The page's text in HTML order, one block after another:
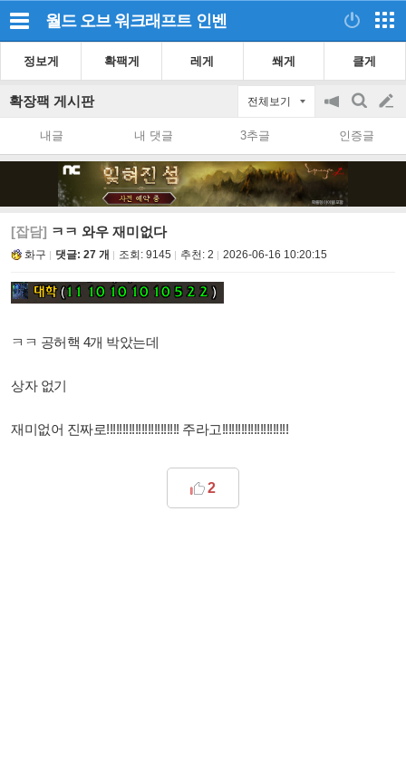
월드 오브 워크래프트 인벤
정보게 확팩게 레게 쐐게 클게
확장팩 게시판 전체보기
공
on/off
검
색
글
쓰
내글 내 댓글 3추글 인증글
[잡담] ㅋㅋ 와우 재미없다
화구 댓글: 27 개 조회: 9145 추천: 2 2026-06-16 10:20:15
ㅋㅋ 공허핵 4개 박았는데
상자 없기
재미없어 진짜로!!!!!!!!!!!!!!!!!!!!!!! 주라고!!!!!!!!!!!!!!!!!!!!!
2